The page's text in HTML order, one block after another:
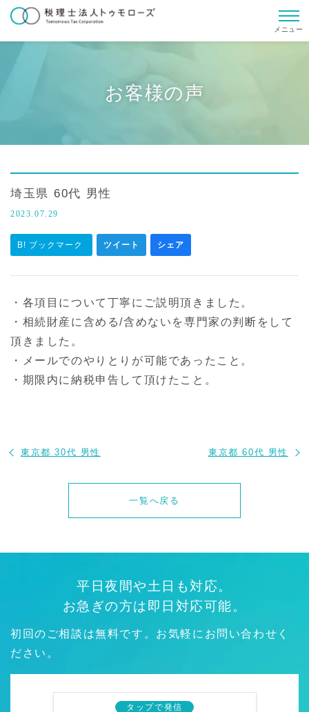
メニュー
お客様の声
埼玉県 60代 男性
2023.07.29
B! ブックマーク ツイート シェア
・各項目について丁寧にご説明頂きました。
・相続財産に含める/含めないを専門家の判断をして
頂きました。
・メールでのやりとりが可能であったこと。
・期限内に納税申告して頂けたこと。
東京都 30代 男性
一覧へ戻る
東京都 60代 男性
平日夜間や土日も対応。
お急ぎの方は即日対応可能。
初回のご相談は無料です。お気軽にお問い合わせく
ださい。
タップで発信